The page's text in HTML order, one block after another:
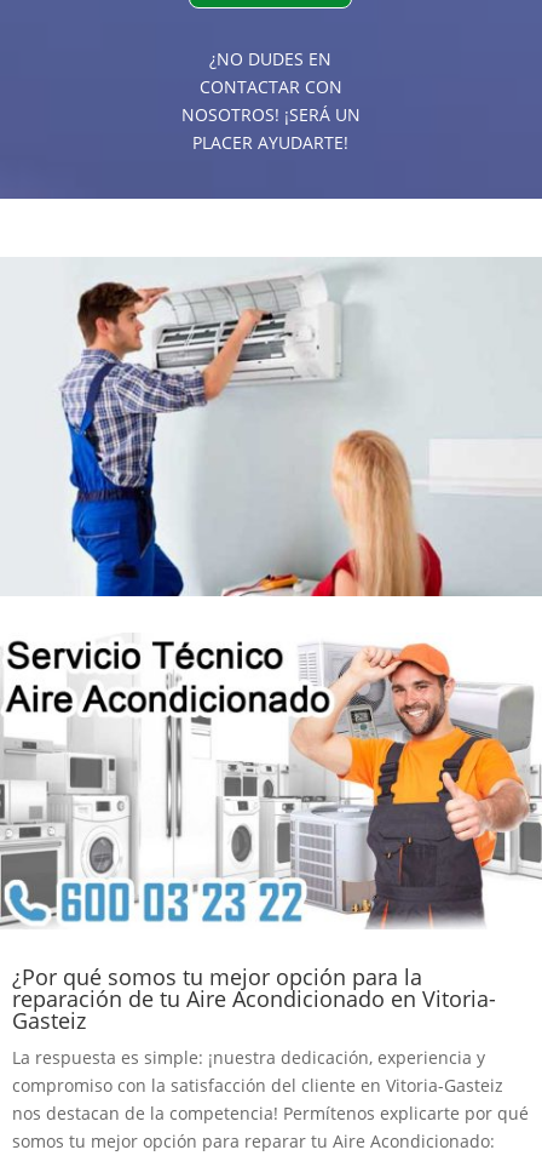
¿NO DUDES EN
CONTACTAR CON
NOSOTROS! ¡SERÁ UN
PLACER AYUDARTE!
¿Por qué somos tu mejor opción para la
reparación de tu Aire Acondicionado en Vitoria-
Gasteiz
La respuesta es simple: ¡nuestra dedicación, experiencia y
compromiso con la satisfacción del cliente en Vitoria-Gasteiz
nos destacan de la competencia! Permítenos explicarte por qué
somos tu mejor opción para reparar tu Aire Acondicionado: